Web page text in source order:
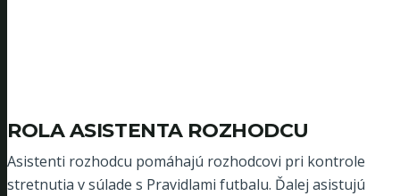
ROLA ASISTENTA ROZHODCU
Asistenti rozhodcu pomáhajú rozhodcovi pri kontrole
stretnutia v súlade s Pravidlami futbalu. Ďalej asistujú